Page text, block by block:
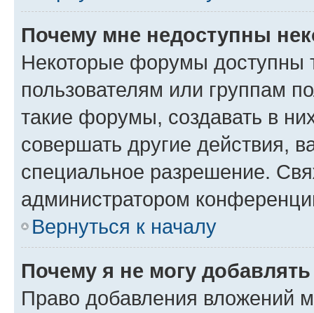
Почему мне недоступны
Некоторые форумы доступны
пользователям или группам
такие форумы, создавать в
совершать другие действия,
специальное разрешение.
администратором
Вернуться к началу
Почему я не могу
Право добавления вложений